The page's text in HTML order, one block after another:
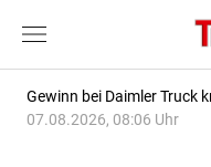
Gewinn bei Daimler Truck
07.08.2026, 08:06 Uhr